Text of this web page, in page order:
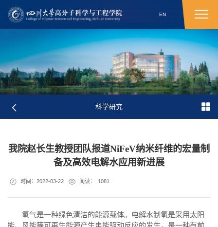
EN
科学研究
我院赵长生教授团队报道NiFeV纳米纤维的宏量制
备及高效电解水应用新进展
时间：2022-03-22 阅读： 1081
氢气是一种绿色清洁的能源载体。电解水制氢是采用太阳